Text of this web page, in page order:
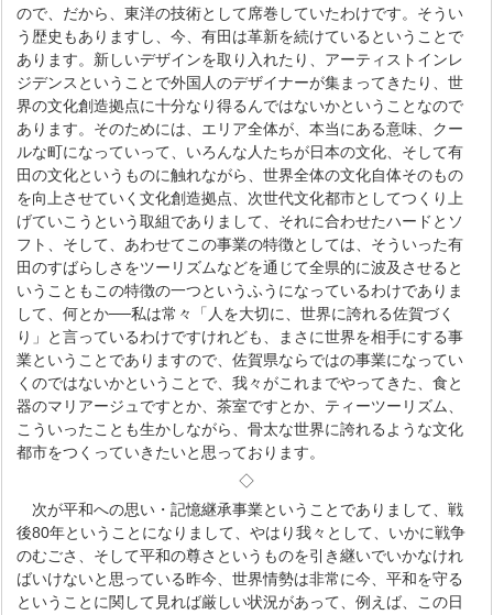
ので、だから、東洋の技術として席巻していたわけです。そうい
う歴史もありますし、今、有田は革新を続けているということで
あります。新しいデザインを取り入れたり、アーティストインレ
ジデンスということで外国人のデザイナーが集まってきたり、世
界の文化創造拠点に十分なり得るんではないかということなので
あります。そのためには、エリア全体が、本当にある意味、クー
ルな町になっていって、いろんな人たちが日本の文化、そして有
田の文化というものに触れながら、世界全体の文化自体そのもの
を向上させていく文化創造拠点、次世代文化都市としてつくり上
げていこうという取組でありまして、それに合わせたハードとソ
フト、そして、あわせてこの事業の特徴としては、そういった有
田のすばらしさをツーリズムなどを通じて全県的に波及させると
いうこともこの特徴の一つというふうになっているわけでありま
して、何とか──私は常々「人を大切に、世界に誇れる佐賀づく
り」と言っているわけですけれども、まさに世界を相手にする事
業ということでありますので、佐賀県ならではの事業になってい
くのではないかということで、我々がこれまでやってきた、食と
器のマリアージュですとか、茶室ですとか、ティーツーリズム、
こういったことも生かしながら、骨太な世界に誇れるような文化
都市をつくっていきたいと思っております。
◇
次が平和への思い・記憶継承事業ということでありまして、戦
後80年ということになりまして、やはり我々として、いかに戦争
のむごさ、そして平和の尊さというものを引き継いでいかなけれ
ばいけないと思っている昨今、世界情勢は非常に今、平和を守る
ということに関して見れば厳しい状況があって、例えば、この日